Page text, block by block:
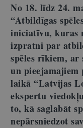
No 18. līdz 24.
“Atbildīgas
iniciatīvu, kuras
izpratni par
spēles rīkiem, ar
un pieejamajiem
laikā “Latvijas
ekspertu
to, kā saglabāt
nepārsniedzot